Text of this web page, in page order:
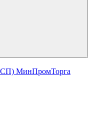
МинПромТорга